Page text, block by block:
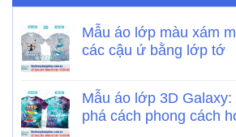
Mẫu áo lớp màu xám
các cậu ứ bằng lớp tớ
Mẫu áo lớp 3D
phá cách phong cách